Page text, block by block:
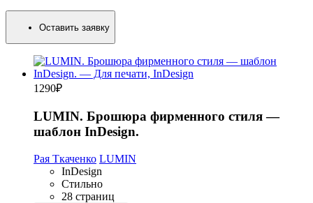
Оставить заявку
1290₽
LUMIN. Брошюра фирменного стиля —
шаблон InDesign.
Рая Ткаченко LUMIN
InDesign
Стильно
28 страниц